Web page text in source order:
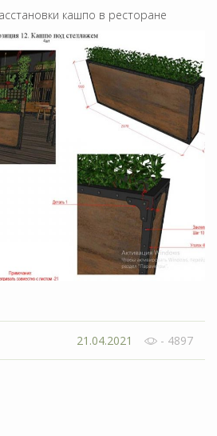
кашпо в ресторане
21.04.2021 - 4897